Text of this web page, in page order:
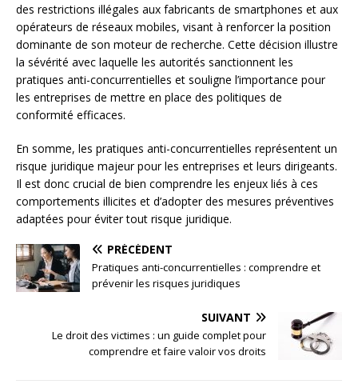
des restrictions illégales aux fabricants de smartphones et aux
opérateurs de réseaux mobiles, visant à renforcer la position
dominante de son moteur de recherche. Cette décision illustre
la sévérité avec laquelle les autorités sanctionnent les
pratiques anti-concurrentielles et souligne l’importance pour
les entreprises de mettre en place des politiques de
conformité efficaces.
En somme, les pratiques anti-concurrentielles représentent un
risque juridique majeur pour les entreprises et leurs dirigeants.
Il est donc crucial de bien comprendre les enjeux liés à ces
comportements illicites et d’adopter des mesures préventives
adaptées pour éviter tout risque juridique.
PRÉCÉDENT
Pratiques anti-concurrentielles : comprendre et
prévenir les risques juridiques
SUIVANT
Le droit des victimes : un guide complet pour
comprendre et faire valoir vos droits